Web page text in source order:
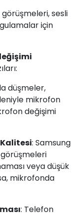
sesli
için
düşmeler,
mikrofon
değişimi
: Samsung
görüşmeleri
veya düşük
mikrofonda
: Telefon